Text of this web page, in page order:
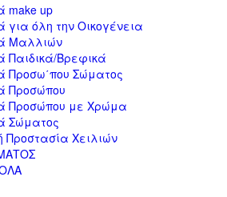
make up
για όλη την Οικογένεια
Μαλλιών
Παιδικά/Βρεφικά
Προσω΄που Σώματος
Προσώπου
Προσώπου με Χρώμα
Σώματος
Προστασία Χειλιών